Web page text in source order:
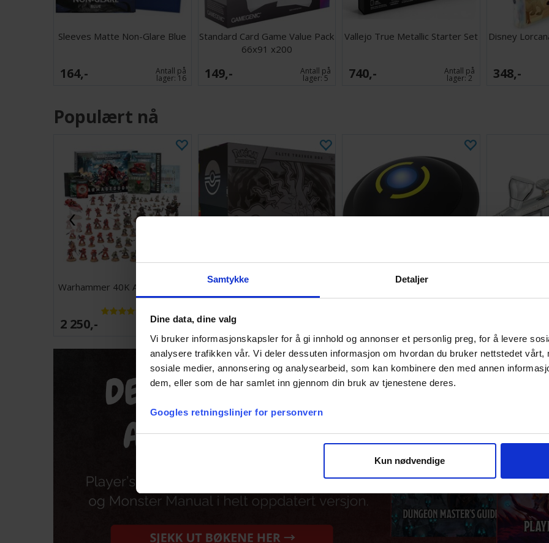
Samtykke Detaljer
Dine data, dine valg
Vi bruker informasjonskapsler for å gi innhold og annonser et personlig preg, for å levere
analysere trafikken vår. Vi deler dessuten informasjon om hvordan du bruker nettstedet vårt,
sosiale medier, annonsering og analysearbeid, som kan kombinere den med annen
dem, eller som de har samlet inn gjennom din bruk av tjenestene deres.
Googles retningslinjer for personvern
Kun nødvendige
Sleeves Matte Non-Glare Blue
164,- Antall på
lager: 16
Standard Card Game Value Pack
66x91 x200
149,- Antall på
lager:5
Vallejo True Metallic Starter Set
740,- Antall på
lager:2
Disney
348,-
Populært nå
Warhammer 40K Armageddon
2 250,- Antall på
Pokemon Pitch Black ETB
1 099,-
Brook Pocket Auto Catch Light